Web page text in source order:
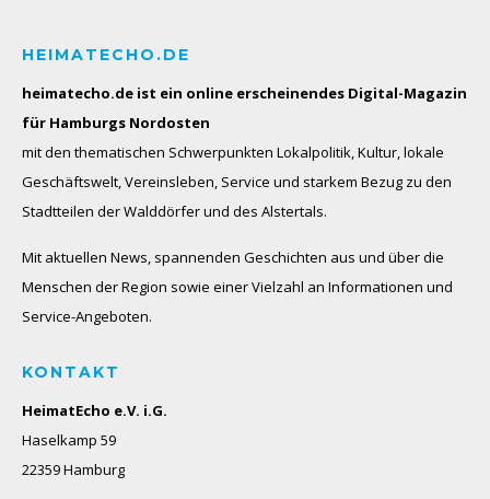
HEIMATECHO.DE
heimatecho.de ist ein online erscheinendes Digital-Magazin
für Hamburgs Nordosten
mit den thematischen Schwerpunkten Lokalpolitik, Kultur, lokale
Geschäftswelt, Vereinsleben, Service und starkem Bezug zu den
Stadtteilen der Walddörfer und des Alstertals.
Mit aktuellen News, spannenden Geschichten aus und über die
Menschen der Region sowie einer Vielzahl an Informationen und
Service-Angeboten.
KONTAKT
HeimatEcho e.V. i.G.
Haselkamp 59
22359 Hamburg